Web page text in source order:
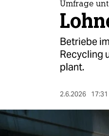
Umfrage
Betriebe
Recycling
plant.
2.6.2026